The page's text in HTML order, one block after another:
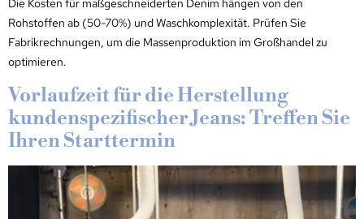
Die Kosten für maßgeschneiderten Denim hängen von den
Rohstoffen ab (50-70%) und Waschkomplexität. Prüfen Sie
Fabrikrechnungen, um die Massenproduktion im Großhandel zu
optimieren.
Vorlaufzeit für die Herstellung
kundenspezifischer Jeans: Treffen Sie
Ihren Starttermin